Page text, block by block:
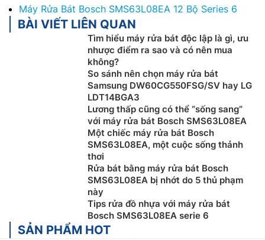
Máy Rửa Bát Bosch SMS63L08EA 12 Bộ Series 6
BÀI VIẾT LIÊN QUAN
Tìm hiểu máy rửa bát độc lập là gì, ưu
nhược điểm ra sao và có nên mua
không?
So sánh nên chọn máy rửa bát
Samsung DW60CG550FSG/SV hay LG
LDT14BGA3
Lương thấp cũng có thể “sống sang”
với máy rửa bát Bosch SMS63L08EA
Một chiếc máy rửa bát Bosch
SMS63L08EA, một cuộc sống thảnh
thơi
Rửa bát bằng máy rửa bát Bosch
SMS63L08EA bị nhớt do 5 thủ phạm
này
Tips rửa đồ nhựa với máy rửa bát
Bosch SMS63L08EA serie 6
SẢN PHẨM HOT